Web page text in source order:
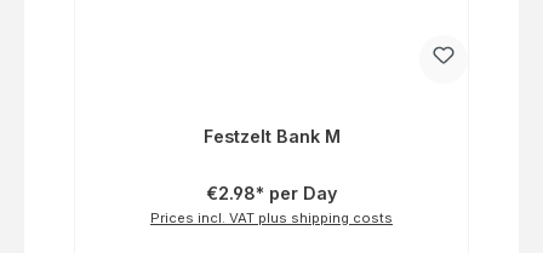
Festzelt Bank M
€2.98* per Day
Prices incl. VAT plus shipping costs